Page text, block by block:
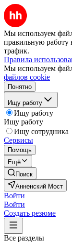
Мы используем
правильную работу
трафик.
Правила
Мы используем
файлов cookie
Понятно
Ищу работу
Ищу работу
Ищу работу
Ищу сотрудника
Сервисы
Помощь
Ещё
Поиск
Анненский Мост
Войти
Войти
Создать резюме
Все разделы